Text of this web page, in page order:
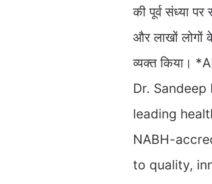
की पूर्व संध्या
और लाखों लोगों
व्यक्त किया।
Dr.
leading
NABH-
to quality,